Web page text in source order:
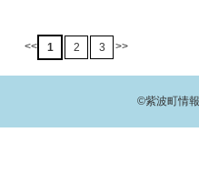
<< 1 2 3 >>
©紫波町情